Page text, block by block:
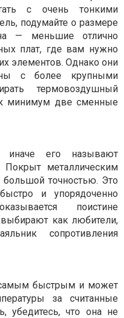
с очень тонкими
подумайте о размере
— меньшие отлично
плат, где вам нужно
элементов. Однако они
с более крупными
термовоздушный
минимум две сменные
иначе его называют
Покрыт металлическим
точностью. Это
и упорядоченно
поистине
как любители,
сопротивления
самым быстрым и может
за считанные
убедитесь, что она не